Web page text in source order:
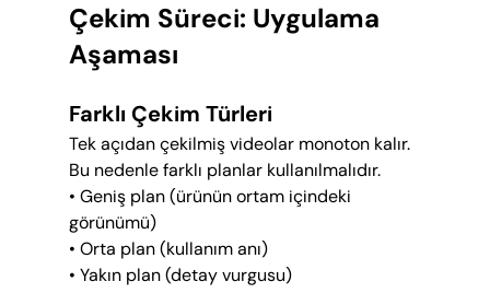
Çekim Süreci: Uygulama
Aşaması
Farklı Çekim Türleri
Tek açıdan çekilmiş videolar monoton kalır.
Bu nedenle farklı planlar kullanılmalıdır.
• Geniş plan (ürünün ortam içindeki
görünümü)
• Orta plan (kullanım anı)
• Yakın plan (detay vurgusu)